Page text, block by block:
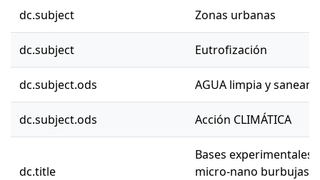
dc.subject Zonas urbanas
dc.subject Eutrofización
dc.subject.ods AGUA limpia y
dc.subject.ods Acción CLIMÁTICA
dc.title
Bases experimentales
micro-nano burbujas